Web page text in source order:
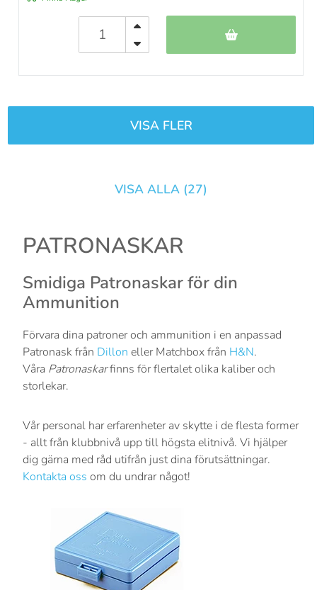
VISA FLER
VISA ALLA (27)
PATRONASKAR
Smidiga Patronaskar för din
Ammunition
Förvara dina patroner och ammunition i en anpassad
Patronask från Dillon eller Matchbox från H&N.
Våra Patronaskarfinns för flertalet olika kaliber och
storlekar.
Vår personal har erfarenheter av skytte i de flesta former
- allt från klubbnivå upp till högsta elitnivå. Vi hjälper
dig gärna med råd utifrån just dina förutsättningar.
Kontakta oss om du undrar något!